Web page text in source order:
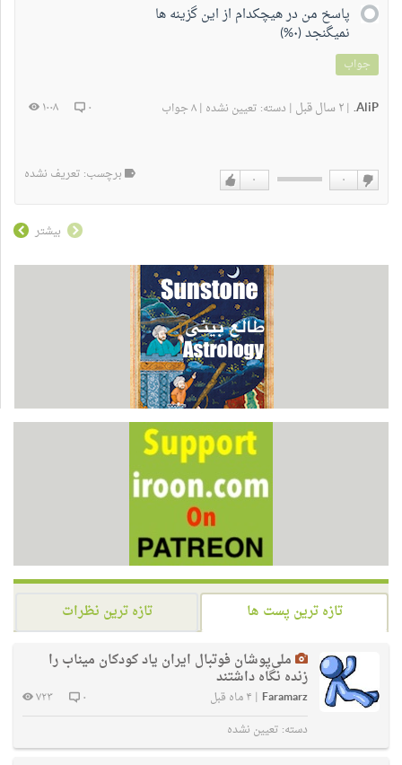
پاسخ من در هیچکدام از این گزینه ها
نمیگنجد (۰%)
جواب
AliP.
|۲ سال قبل | دسته: تعیین نشده |۸ جواب ۰ ۱۰۰۸
۰ ۰ برچسب: تعریف نشده
بیشتر
تازه ترین پست ها
تازه ترین نظرات
ملی‌پوشان فوتبال ایران یاد کودکان میناب را
زنده نگاه داشتند
Faramarz
| ۴ ماه قبل ۰
۷۲۳
دسته: تعیین نشده